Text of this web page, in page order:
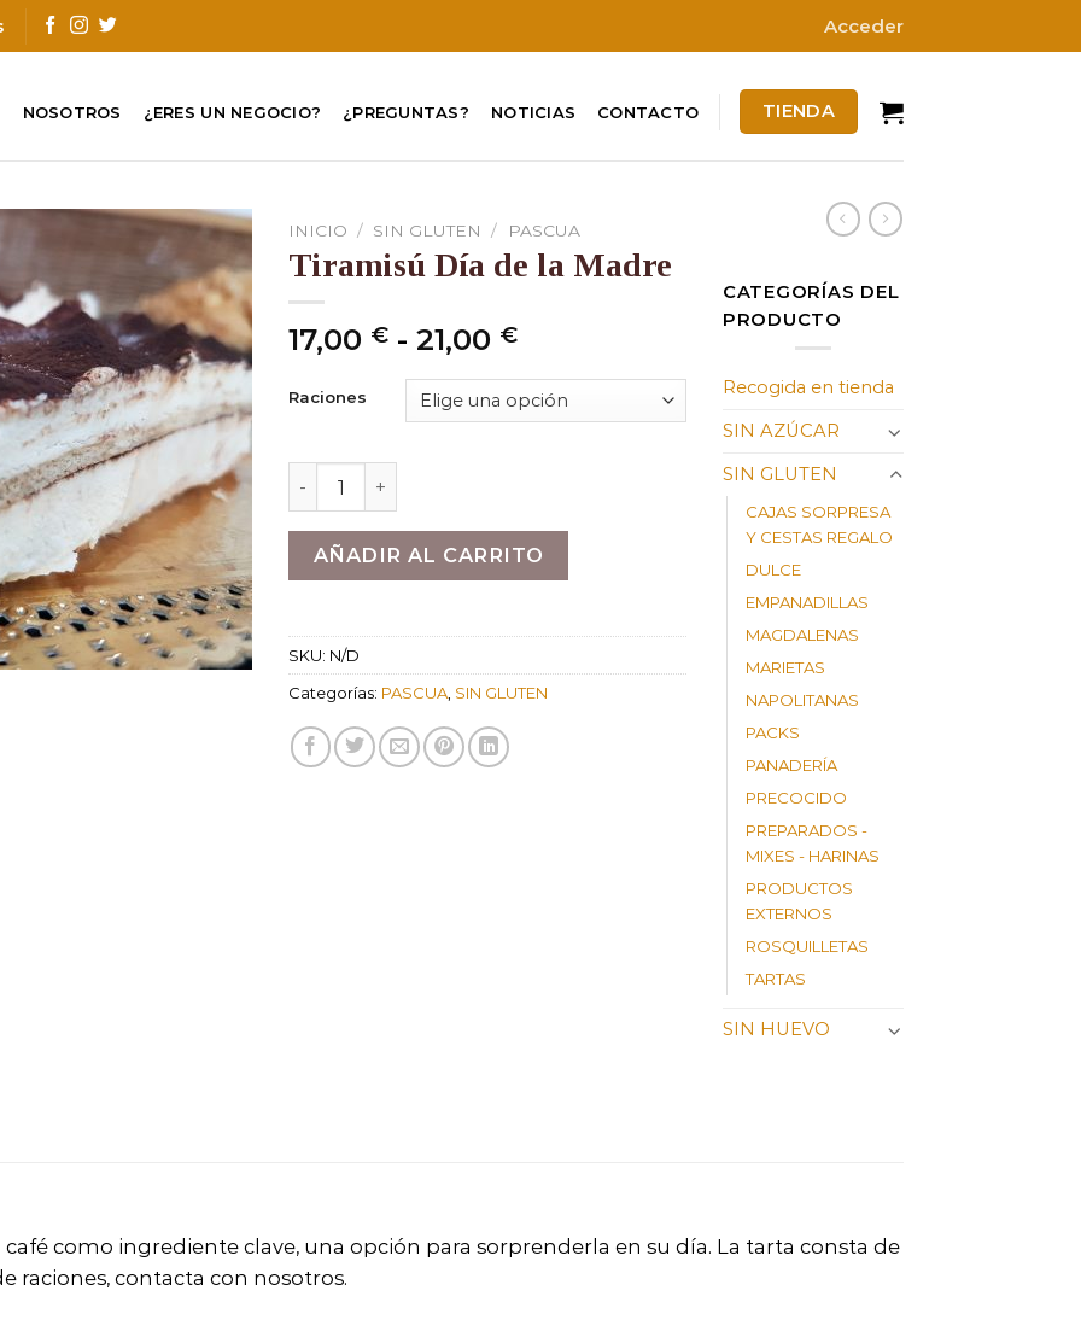
Acceder
NOSOTROS ¿ERES UN NEGOCIO? ¿PREGUNTAS? NOTICIAS CONTACTO TIENDA
INICIO / SIN GLUTEN / PASCUA
Tiramisú Día de la Madre
17,00 € - 21,00 €Rango
precios:
desde
Raciones
AÑADIR AL CARRITO
SKU: N/D
Categorías: PASCUA SIN GLUTEN
CATEGORÍAS DEL
PRODUCTO
Recogida en tienda
SIN AZÚCAR
SIN GLUTEN
CAJAS SORPRESA
Y CESTAS REGALO
DULCE
EMPANADILLAS
MAGDALENAS
MARIETAS
NAPOLITANAS
PACKS
PANADERÍA
PRECOCIDO
PREPARADOS -
MIXES - HARINAS
PRODUCTOS
EXTERNOS
ROSQUILLETAS
TARTAS
SIN HUEVO
como ingrediente clave, una opción para sorprenderla en su día. La tarta consta de
raciones, contacta con nosotros.